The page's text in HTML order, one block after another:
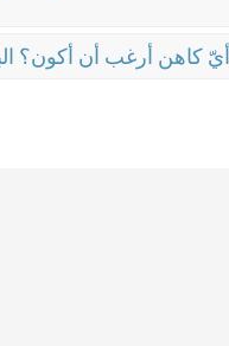
أيّ كاهن أرغب أن أكون؟